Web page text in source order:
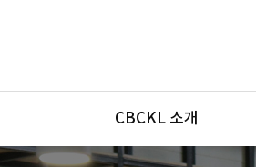
메뉴
CBCKL 소개